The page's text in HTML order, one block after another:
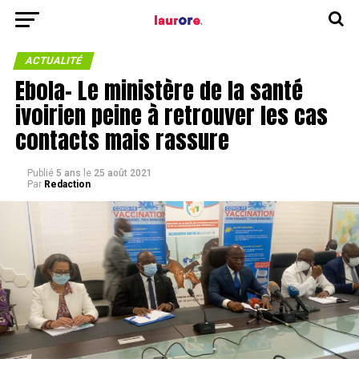
ACTUALITÉ
Ebola- Le ministère de la santé
ivoirien peine à retrouver les cas
contacts mais rassure
Publié 5 ans le 25 août 2021
Par Redaction